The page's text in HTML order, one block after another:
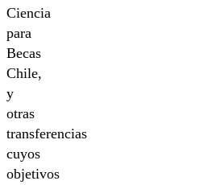
Ciencia
para
Becas
Chile,
y
otras
transferencias
cuyos
objetivos